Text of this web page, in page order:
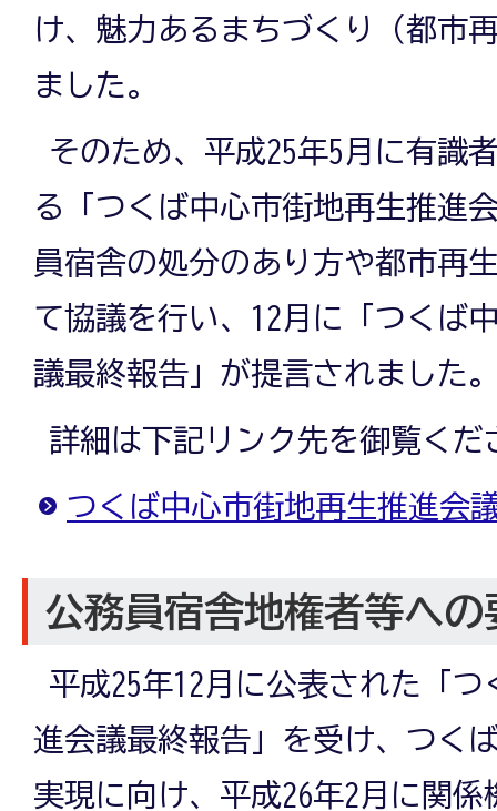
け、魅力あるまちづくり（都市
ました。
そのため、平成25年5月に有識
る「つくば中心市街地再生推進
員宿舎の処分のあり方や都市再
て協議を行い、12月に「つくば
議最終報告」が提言されました
詳細は下記リンク先を御覧くだ
つくば中心市街地再生推進会
公務員宿舎地権者等への
平成25年12月に公表された「
進会議最終報告」を受け、つく
実現に向け、平成26年2月に関